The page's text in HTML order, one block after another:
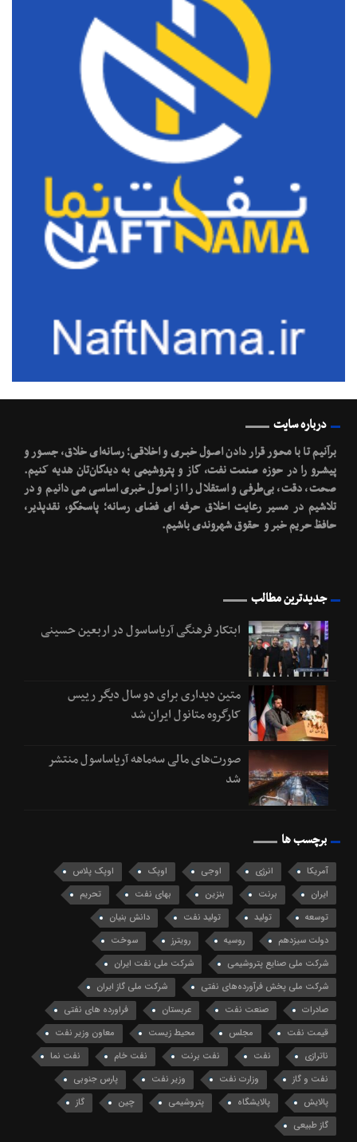
درباره سایت
برآنیم تا با محـور قرار دادن اصـول خبـری و اخلاقـی؛ رسانه‌ای خلاق، جسـور و
پیشـرو را در حوزه صنعت نفت، گاز و پتروشیمی به دیدگان‌تان هدیه کنیم.
صحت، دقت، بی‌طرفی و استقلال را از اصول خبری اساسی می دانیم و در
تلاشیم در مسیر رعایت اخلاق حرفه ای فضای رسانه؛ پاسخگو، نقدپذیر،
حافظ حریم خبر و حقوق شهروندی باشیم.
جدیدترین مطالب
ابتکار فرهنگی آریاساسول در اربعین حسینی
متین دیداری برای دو سال دیگر رییس
کارگروه متانول ایران شد
صورت‌های مالی سه‌ماهه آریاساسول منتشر
شد
برچسب ها
آمریکا انرژی اوجی اوپک
اوپک پلاس
ایران
برنت بنزین بهای نفت
تحریم
توسعه
تولید تولید نفت
دانش بنیان
دولت سیزدهم
روسیه رویترز
سوخت
شرکت ملی صنایع پتروشیمی
شرکت ملی نفت ایران
شرکت ملی پخش فرآورده‌های نفتی
شرکت ملی گاز ایران
صادرات
صنعت نفت عربستان
فراورده های نفتی
قیمت نفت
مجلس محیط زیست
معاون وزیر نفت
ناترازی
نفت نفت برنت نفت خام
نفت نما
نفت و گاز
وزارت نفت وزیر نفت
پارس جنوبی
پالایش
پالایشگاه پتروشیمی چین
گاز
گاز طبیعی